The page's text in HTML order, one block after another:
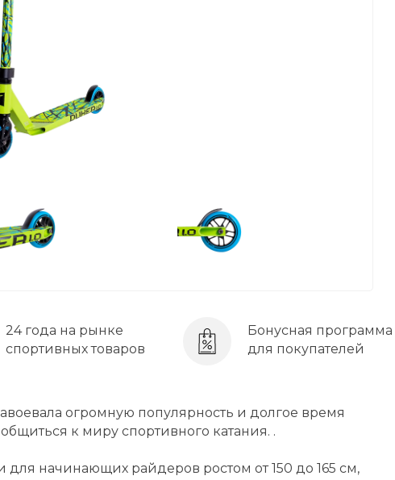
24 года на рынке
спортивных товаров
Бонусная программа
для покупателей
огромную популярность и долгое время
к миру спортивного катания. .
начинающих райдеров ростом от 150 до 165 см,